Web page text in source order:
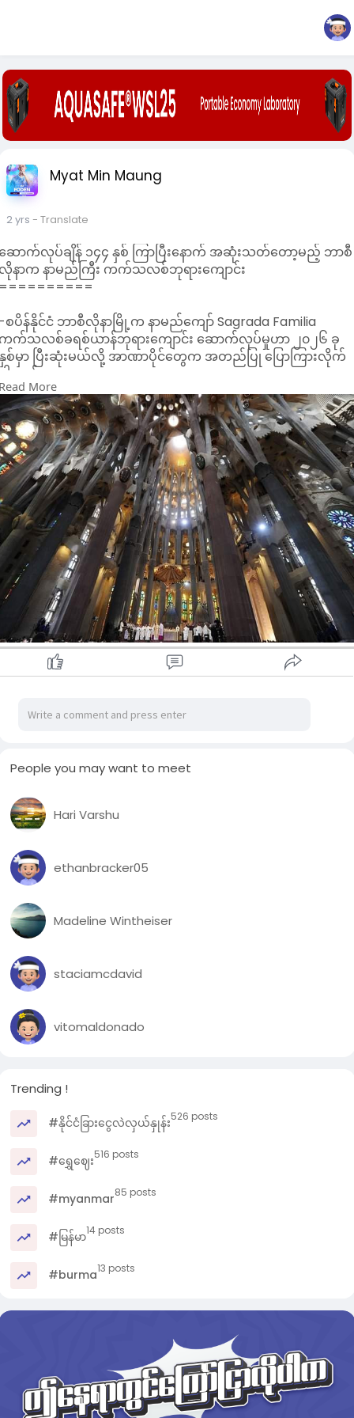
Myat Min Maung
2 yrs - Translate
ောက်လုပ်ချိန် ၁၄၄ နှစ် ကြာပြီးနောက် အဆုံးသတ်တော့မည့် ဘာစီ
နာက နာမည်ကြီး ကက်သလစ်ဘုရားကျောင်း
စပိန်နိုင်ငံ ဘာစီလိုနာမြို့က နာမည်ကျော် Sagrada Familia
က်သလစ်ခရစ်ယာန်ဘုရားကျောင်း ဆောက်လုပ်မှုဟာ ၂၀၂၆ ခု
စ်မှာ ပြီးဆုံးမယ်လို့ အာဏာပိုင်တွေက အတည်ပြု ပြောကြားလိုက်
ါတယ်။
၈၈၂ ခုနှစ်က စတင်တည်ဆောက်ခဲ့တဲ့ အဲဒီဘုရားကျောင်းကို ကာ့တ်
န်ဗိသုကာပညာရှင် အန်တိုနီ ဂေါင်ဒီက ဒီဇိုင်ဆွဲပေးခဲ့တာပါ။
ရစ်တော်၊ မယ်တော်မေရီ၊ တမန်တော် ၁၂ ပါး၊ ခရစ်၀င်ကျမ်းရေးသူ
ဦး စတဲ့ သမ္မာကျမ်းစာပါ ပုဂ္ဂိုလ် ၁၈ ဦးကို အထိမ်းအမှတ်ပြုတဲ့
ြောင်လိမ်တာ၀ါ ၁၈ ခု တည်ဆောက်ဖို့ ဒီဇိုင်းမှာ ပါ၀င်ပါတယ်။
က်ရှိ ဆောက်လုပ်မှု နောက်ဆုံးပိုင်းမှာ ၀တ်ပြုခန်းမဆောင်ကို
၀၂၅ ခုနှစ်မှာ အဆုံးသတ်နိုင်မှာဖြစ်ပြီး ခရစ်တော်ကို
ထိမ်းအမှတ်ပြုတဲ့ မျှော်စင်က ၂၀၂၆ ခုနှစ်မှာ ပြီးစီးမှာ ဖြစ်ပါ
ယ်။
မျှော်စင်ဟာ ၅၆၆ ပေမြင့်မှာဖြစ်ပြီး အဲဒီမှာပါ၀င်မယ့် လက်၀ါးကပ်
င်က ၆၅ ပေ မြင့်မှာဖြစ်ပါတယ်။ ဒီမျှော်စင်ပြီးသွားရင် ဂျာမနီက
Minster ဘုရားကျောင်းကိုကျော်ပြီး ကမ္ဘာ့ အမြင့်ဆုံးဘုရား
ျောင်းအဖြစ် မှတ်တမ်း၀င်မှာ ဖြစ်ပါတယ်။
ဘုရားကျောင်း ဆောက်လုပ်မှု ၁၅ ရာခိုင်နှုန်းလောက်သာ
ဒီနောက် ဆောက်လုပ်မှု နှေးကွေးခဲ့ပြီး စပိန်ပြည်တွင်းစစ်ဖြစ်တဲ့
ျောင်းထဲက ဂေါင်ဒီရဲ့ အုတ်ဂူ ဖျက်ဆီးခံခဲ့ရပြီး သူ့ရဲ့ ဒီဇိုင်းတွေ၊
ော်ဒယ်ပုံကြမ်းတွေလည်း ပျောက်ဆုံးခဲ့ပါတယ်။
ောက်ပိုင်းမှာ မူရင်းဒီဇိုင်းကို မှီငြမ်းပြီး ပြန်လည်ဆောက်လုပ်ခဲ့ရတာ
ြစ်ပါတယ်။ ၁၉၈၄ ခုနှစ်မှာ Sagrada Familia ဘုရားကျောင်းကို
ာ ပုပ်ရဟန်းမင်းကြီး ဘန်နီဒစ်က ၀တ်ပြုခွင့်ပြုခဲ့ပါတယ်။
၁၃၇ နှစ်ကြာ ၂၀၁၆ ခုနှစ်မှ ဘာစီလိုနာအာဏာပိုင်တွေ သိရှိခဲ့ပြီး
၀၁၉ ခုနှစ်မှာတော့ ဆောက်လုပ်ခွင့်ပါမစ် ထုတ်ပေးခဲ့ပါတယ်။
More
People you may want to meet
Hari Varshu
ethanbracker05
Madeline Wintheiser
staciamcdavid
vitomaldonado
Trending !
#နိုင်ငံခြားငွေလဲလှယ်နှုန်း526 posts
#ရွှေဈေး516 posts
#myanmar85 posts
#မြန်မာ14 posts
#burma13 posts